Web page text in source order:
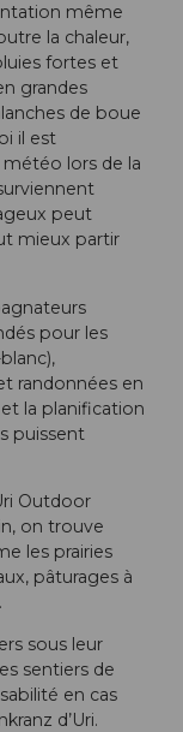
même
la chaleur,
fortes et
grandes
de boue
il est
lors de la
peut
mieux partir
pour les
randonnées en
la planification
puissent
Outdoor
on trouve
les prairies
pâturages à
sous leur
sentiers de
en cas
d’Uri.